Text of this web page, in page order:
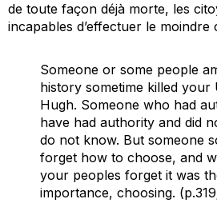
de toute façon déjà morte, les
incapables d’effectuer le moindre
Someone or some people
history sometime killed your
Hugh. Someone who had
have had authority and did
do not know. But someone
forget how to choose, and
your peoples forget it was
importance, choosing.